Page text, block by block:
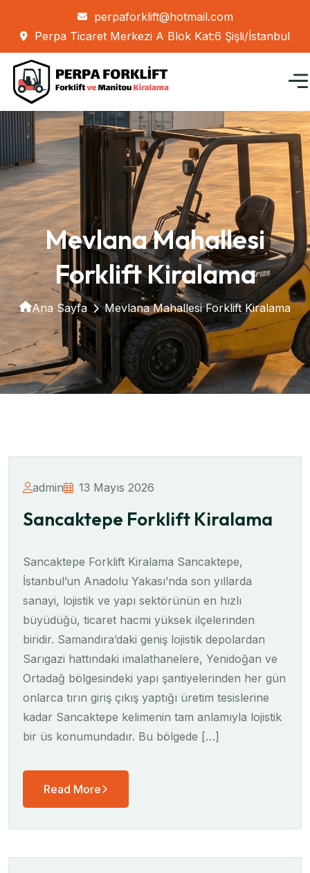
perpaforklift@hotmail.com
Perpa Ticaret Merkezi A Blok Kat:6 Şişli/İstanbul
Mevlana Mahallesi
Forklift Kiralama
Ana Sayfa Mevlana Mahallesi Forklift Kiralama
admin 13 Mayıs 2026
Sancaktepe Forklift Kiralama
Sancaktepe Forklift Kiralama Sancaktepe,
İstanbul’un Anadolu Yakası’nda son yıllarda
sanayi, lojistik ve yapı sektörünün en hızlı
büyüdüğü, ticaret hacmi yüksek ilçelerinden
biridir. Samandıra’daki geniş lojistik depolardan
Sarıgazi hattındaki imalathanelere, Yenidoğan ve
Ortadağ bölgesindeki yapı şantiyelerinden her gün
onlarca tırın giriş çıkış yaptığı üretim tesislerine
kadar Sancaktepe kelimenin tam anlamıyla lojistik
bir üs konumundadır. Bu bölgede […]
Read More